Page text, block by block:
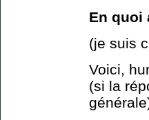
En quoi
(je suis
Voici,
(si la